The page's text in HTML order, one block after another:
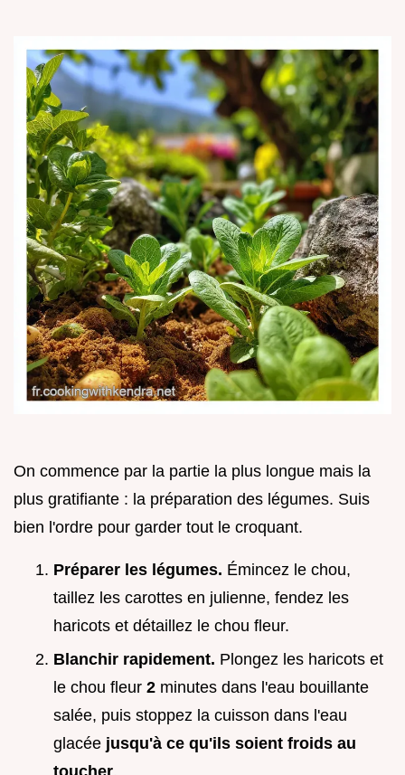
On commence par la partie la plus longue mais la
plus gratifiante : la préparation des légumes. Suis
bien l'ordre pour garder tout le croquant.
Préparer les légumes. Émincez le chou,
taillez les carottes en julienne, fendez les
haricots et détaillez le chou fleur.
Blanchir rapidement. Plongez les haricots et
le chou fleur 2 minutes dans l'eau bouillante
salée, puis stoppez la cuisson dans l'eau
glacée jusqu'à ce qu'ils soient froids au
toucher.